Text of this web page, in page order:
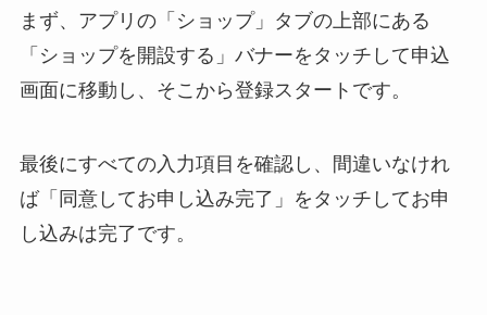
まず、アプリの「ショップ」タブの上部にある
「ショップを開設する」バナーをタッチして申込
画面に移動し、そこから登録スタートです。
最後にすべての入力項目を確認し、間違いなけれ
ば「同意してお申し込み完了」をタッチしてお申
し込みは完了です。